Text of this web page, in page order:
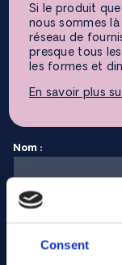
Consent
Si le produit
nous sommes
réseau de
presque tous
les formes et
En savoir plus
Nom :
Adresse